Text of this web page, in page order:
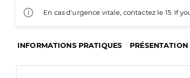
En cas d'urgence vitale, contactez le 15. If
INFORMATIONS PRATIQUES PRÉSENTATION